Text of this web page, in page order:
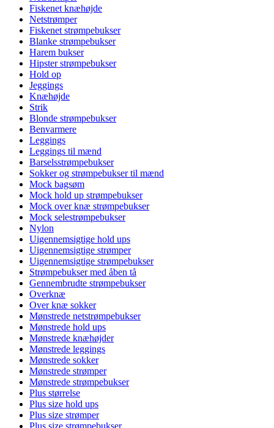
Fiskenet knæhøjde
Netstrømper
Fiskenet strømpebukser
Blanke strømpebukser
Harem bukser
Hipster strømpebukser
Hold op
Jeggings
Knæhøjde
Strik
Blonde strømpebukser
Benvarmere
Leggings
Leggings til mænd
Barselsstrømpebukser
Sokker og strømpebukser til mænd
Mock bagsøm
Mock hold up strømpebukser
Mock over knæ strømpebukser
Mock selestrømpebukser
Nylon
Uigennemsigtige hold ups
Uigennemsigtige strømper
Uigennemsigtige strømpebukser
Strømpebukser med åben tå
Gennembrudte strømpebukser
Overknæ
Over knæ sokker
Mønstrede netstrømpebukser
Mønstrede hold ups
Mønstrede knæhøjder
Mønstrede leggings
Mønstrede sokker
Mønstrede strømper
Mønstrede strømpebukser
Plus størrelse
Plus size hold ups
Plus size strømper
Plus size strømpebukser